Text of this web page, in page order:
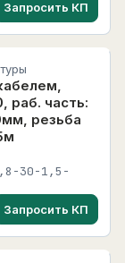
Запросить КП
раб. часть:
резьба
30-1,5-
Запросить КП